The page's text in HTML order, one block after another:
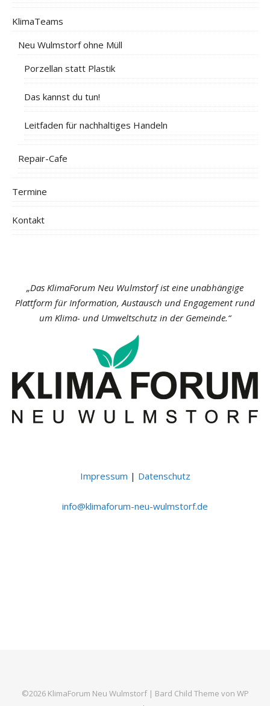
KlimaTeams
Neu Wulmstorf ohne Müll
Porzellan statt Plastik
Das kannst du tun!
Leitfaden für nachhaltiges Handeln
Repair-Cafe
Termine
Kontakt
„Das KlimaForum Neu Wulmstorf ist eine unabhängige
Plattform für Information, Austausch und Engagement rund
um Klima- und Umweltschutz in der Gemeinde.“
Impressum | Datenschutz
ed.fr
otsml
uw-ue
n-mur
ofami
lk@of
ni
©2026 KlimaForum Neu Wulmstorf | Bard Child Theme von WP